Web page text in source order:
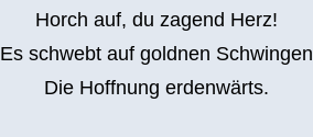
Horch auf, du zagend Herz!
Es schwebt auf goldnen Schwingen
Die Hoffnung erdenwärts.